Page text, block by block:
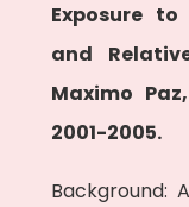
Exposure
and
Maximo
2001-2005.
Background: